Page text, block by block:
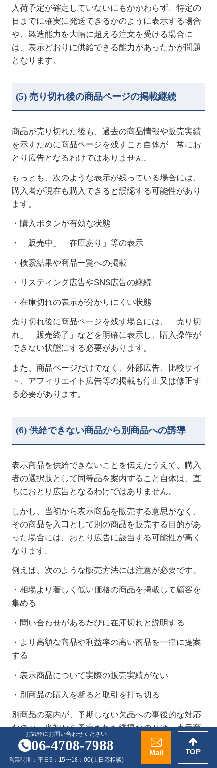
入荷予定が確定していないにもかかわらず、特定の
日までに確実に発送できるかのように表示する場合
や、製造能力を大幅に超える注文を受ける場合に
は、表示どおりに供給できる能力があったかが問題
となります。
(5) 売り切れ後の商品ページの掲載継続
商品が売り切れた後も、過去の商品情報や販売実績
を示すために商品ページを残すこと自体が、常にお
とり広告となるわけではありません。
もっとも、次のような表示が残っている場合には、
購入者が現在も購入できると誤認する可能性があり
ます。
・購入ボタンが有効な状態
・「販売中」「在庫あり」等の表示
・検索結果や商品一覧への掲載
・リスティング広告やSNS広告の継続
・在庫切れの表示が分かりにくい状態
売り切れ後に商品ページを残す場合には、「売り切
れ」「販売終了」などを明確に表示し、購入操作が
できない状態にする必要があります。
また、商品ページだけでなく、外部広告、比較サイ
ト、アフィリエイト広告等の掲載も停止又は修正す
る必要があります。
(6) 供給できない商品から別商品への誘導
表示商品を供給できないことを伝えたうえで、購入
者の選択肢として同等品を案内すること自体は、直
ちにおとり広告となるわけではありません。
しかし、当初から表示商品を販売する意思がなく、
その商品を入口として別の商品を販売する目的があ
った場合には、おとり広告に該当する可能性が高く
なります。
例えば、次のような販売方法には注意が必要です。
・相場より著しく低い価格の商品を掲載して顧客を
集める
・問い合わせがあるたびに在庫切れと説明する
・より高額な商品や利益率の高い商品を一律に提案
する
・表示商品について実際の販売実績がない
・別商品の購入を断ると取引を打ち切る
別商品の案内が、予期しない欠品への事後的な対応
なのか、当初から予定された誘導なのかは、表示商
品の在庫状況、販売実績、価格設定、キャンセルの
発生状況などを踏まえて判断する必要があります。
お気軽にお問い合わせください
06-4708-7988
営業時間： 平日9：15〜18：00(土日応相談)
Mail TOP